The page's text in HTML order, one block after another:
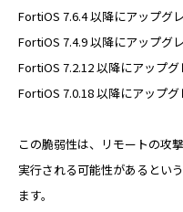
電話で
定休日：土日祝祭日
FortiOS 7.6.4 以降にアップグ
FortiOS 7.4.9 以降にアップグ
FortiOS 7.2.12 以降にアップグ
FortiOS 7.0.18 以降にアップグ
この脆弱性は、リモートの攻
実行される可能性があるとい
ます。